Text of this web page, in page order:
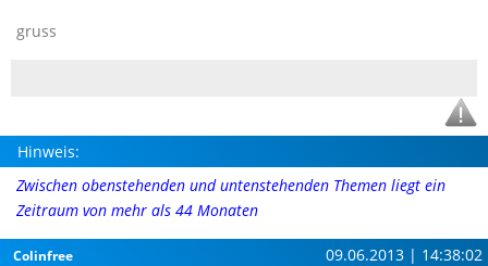
gruss
Hinweis:
Zwischen obenstehenden und untenstehenden Themen liegt ein
Zeitraum von mehr als 44 Monaten
Colinfree 09.06.2013 | 14:38:02